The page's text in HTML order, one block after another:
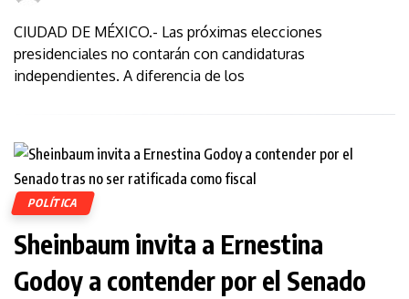
CIUDAD DE MÉXICO.- Las próximas elecciones
presidenciales no contarán con candidaturas
independientes. A diferencia de los
POLÍTICA
Sheinbaum invita a Ernestina
Godoy a contender por el Senado